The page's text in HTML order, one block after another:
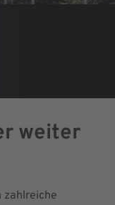
weiter
zahlreiche